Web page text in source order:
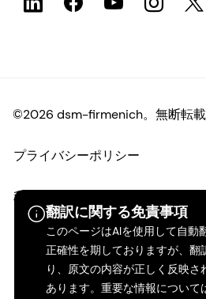
翻訳に関する免責事項
このページはAIを使用して自動
正確性を期しておりますが、翻
り、原文の内容が正しく反映さ
あります。重要な情報について
©2026 dsm-firmenich。無断転載
プライバシーポリシー
利用規約
ご利用条件
カリフォルニアの透明性